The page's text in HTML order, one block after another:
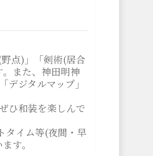
点)」「剣術(居合
また、神田明神
ジタルマップ」
ひ和装を楽しんで
タイム等(夜間・早
す。